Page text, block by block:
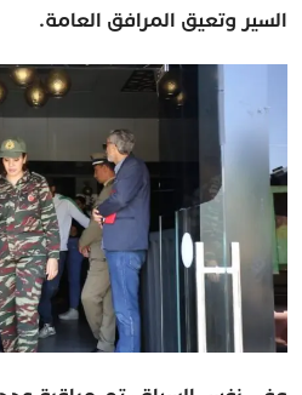
السير وتعيق المرافق العامة.